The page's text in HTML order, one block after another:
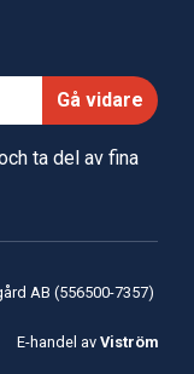
Gå vidare
ta del av fina
AB (556500-7357)
E-handel av Viström